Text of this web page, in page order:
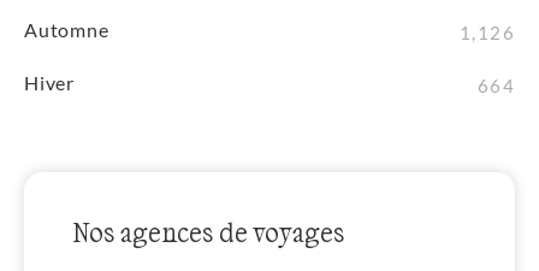
Automne 1,126
Hiver 664
Nos agences de voyages